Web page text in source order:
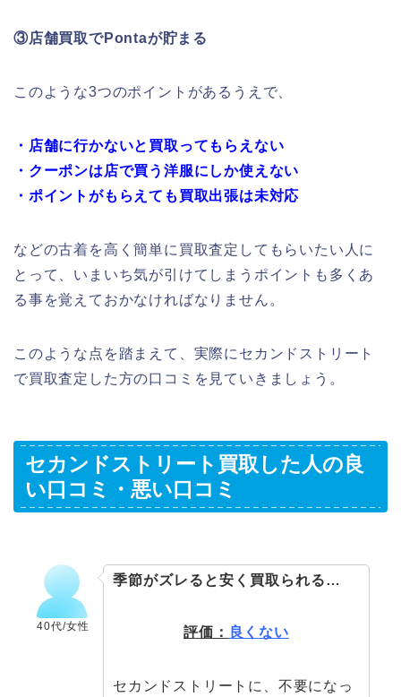
③店舗買取でPontaが貯まる
このような3つのポイントがあるうえで、
・店舗に行かないと買取ってもらえない
・クーポンは店で買う洋服にしか使えない
・ポイントがもらえても買取出張は未対応
などの古着を高く簡単に買取査定してもらいたい人に
とって、いまいち気が引けてしまうポイントも多くあ
る事を覚えておかなければなりません。
このような点を踏まえて、実際にセカンドストリート
で買取査定した方の口コミを見ていきましょう。
セカンドストリート買取した人の良
い口コミ・悪い口コミ
40代/女性
季節がズレると安く買取られる…
評価： 良くない
セカンドストリートに、不要になっ